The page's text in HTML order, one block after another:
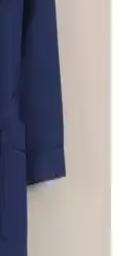
Yorumları
kullanım
karşılaştırıldı,
Bornozları
su emiciliği ve
dikkat
tercih ediliyor.
dezavantajlarını